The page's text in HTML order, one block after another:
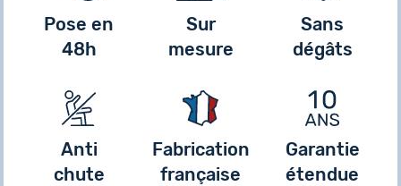
Pose en
48h
Sur
mesure
Sans
dégâts
Anti
chute
Fabrication
française
Garantie
étendue